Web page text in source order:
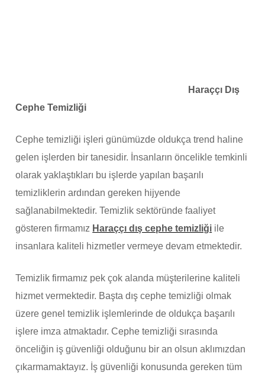
Haraççı Dış
Cephe Temizliği
Cephe temizliği işleri günümüzde oldukça trend haline
gelen işlerden bir tanesidir. İnsanların öncelikle temkinli
olarak yaklaştıkları bu işlerde yapılan başarılı
temizliklerin ardından gereken hijyende
sağlanabilmektedir. Temizlik sektöründe faaliyet
gösteren firmamız Haraççı dış cephe temizliği ile
insanlara kaliteli hizmetler vermeye devam etmektedir.
Temizlik firmamız pek çok alanda müşterilerine kaliteli
hizmet vermektedir. Başta dış cephe temizliği olmak
üzere genel temizlik işlemlerinde de oldukça başarılı
işlere imza atmaktadır. Cephe temizliği sırasında
önceliğin iş güvenliği olduğunu bir an olsun aklımızdan
çıkarmamaktayız. İş güvenliği konusunda gereken tüm